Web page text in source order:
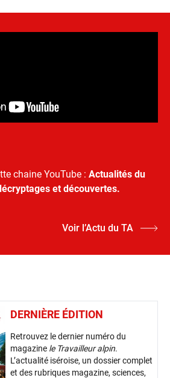
chaine YouTube : Actualités du
et découvertes.
Voir l’Actu du TA
DERNIÈRE ÉDITION
Retrouvez le dernier numéro du
magazine le Travailleur alpin.
L’actualité iséroise, un dossier complet
et des rubriques magazine, sciences,